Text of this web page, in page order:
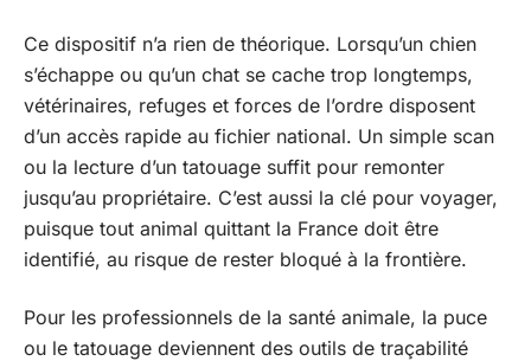
Ce dispositif n’a rien de théorique. Lorsqu’un chien
s’échappe ou qu’un chat se cache trop longtemps,
vétérinaires, refuges et forces de l’ordre disposent
d’un accès rapide au fichier national. Un simple scan
ou la lecture d’un tatouage suffit pour remonter
jusqu’au propriétaire. C’est aussi la clé pour voyager,
puisque tout animal quittant la France doit être
identifié, au risque de rester bloqué à la frontière.
Pour les professionnels de la santé animale, la puce
ou le tatouage deviennent des outils de traçabilité